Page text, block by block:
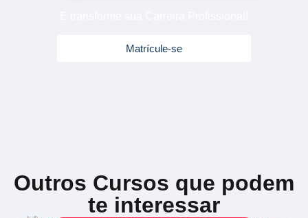
Matrícule-se
Outros Cursos que podem
te interessar